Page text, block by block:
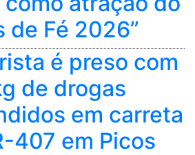
de Fé 2026”
é preso com
de drogas
em carreta
407 em Picos